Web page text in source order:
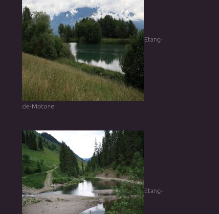
Etang-
de-Motone
Etang-